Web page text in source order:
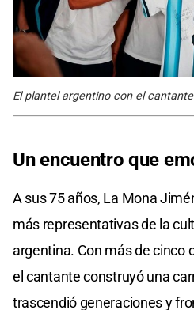
El plantel argentino con el
Un encuentro que
A sus 75 años, La Mona
más representativas de la
argentina. Con más de cinco
el cantante construyó una
trascendió generaciones y